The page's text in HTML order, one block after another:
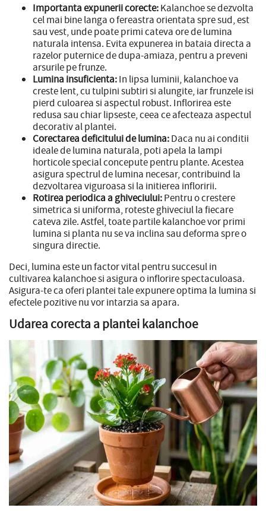
Importanta expunerii corecte:Kalanchoe se dezvolta
cel mai bine langa o fereastra orientata spre sud, est
sau vest, unde poate primi cateva ore de lumina
naturala intensa. Evita expunerea in bataia directa a
razelor puternice de dupa-amiaza, pentru a preveni
arsurile pe frunze.
Lumina insuficienta:In lipsa luminii, kalanchoe va
creste lent, cu tulpini subtiri si alungite, iar frunzele isi
pierd culoarea si aspectul robust. Inflorirea este
redusa sau chiar lipseste, ceea ce afecteaza aspectul
decorativ al plantei.
Corectarea deficitului de lumina:Daca nu ai conditii
ideale de lumina naturala, poti apela la lampi
horticole special concepute pentru plante. Acestea
asigura spectrul de lumina necesar, contribuind la
dezvoltarea viguroasa si la initierea infloririi.
Rotirea periodica a ghiveciului:Pentru o crestere
simetrica si uniforma, roteste ghiveciul la fiecare
cateva zile. Astfel, toate partile kalanchoe vor primi
lumina si planta nu se va inclina sau deforma spre o
singura directie.
Deci, lumina este un factor vital pentru succesul in
cultivarea kalanchoe si asigura o inflorire spectaculoasa.
Asigura-te ca oferi plantei tale expunere optima la lumina si
efectele pozitive nu vor intarzia sa apara.
Udarea corecta a plantei kalanchoe